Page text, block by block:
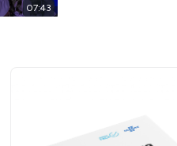
07:43